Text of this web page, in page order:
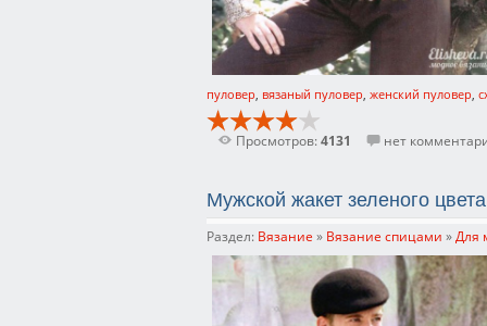
пуловер вязаный пуловер женский пуловер
Просмотров:4131 нет
Мужской жакет зеленого
Раздел: Вязание » Вязание спицами » Для